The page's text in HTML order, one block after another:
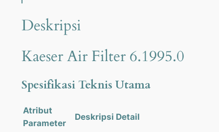
Deskripsi
Kaeser Air Filter 6.1995.0
Spesifikasi Teknis Utama
Atribut
Parameter
Deskripsi Detail